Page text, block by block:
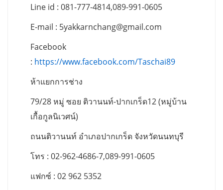
Line id : 081-777-4814,089-991-0605
E-mail : 5yakkarnchang@gmail.com
Facebook
: https://www.facebook.com/Taschai89
ห้าแยกการช่าง
79/28 หมู่ ซอย ติวานนท์-ปากเกร็ด12 (หมู่บ้าน
เกื้อกูลนิเวศน์)
ถนนติวานนท์ อำเภอปากเกร็ด จังหวัดนนทบุรี
โทร : 02-962-4686-7,089-991-0605
แฟกซ์ : 02 962 5352